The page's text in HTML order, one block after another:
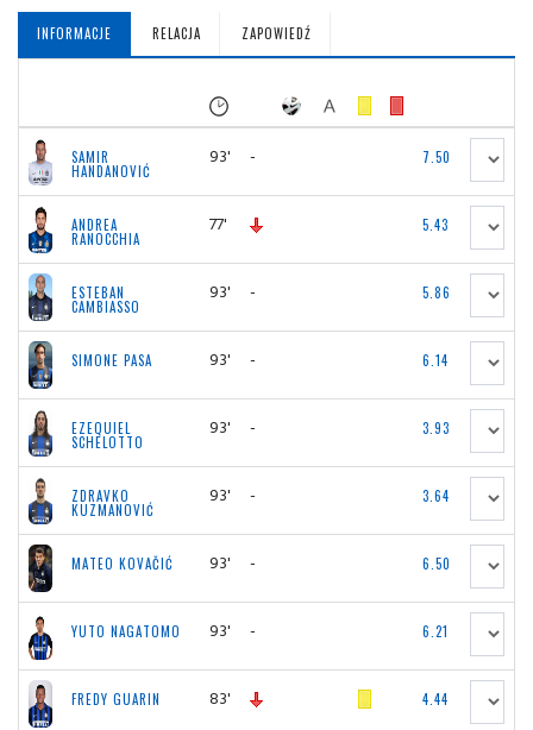
INFORMACJE RELACJA ZAPOWIEDŹ
SAMIR
HANDANOVIĆ
93' - 7.50
ANDREA
RANOCCHIA
77' 5.43
ESTEBAN
CAMBIASSO
93' - 5.86
SIMONE PASA 93' - 6.14
EZEQUIEL
SCHELOTTO
93' - 3.93
ZDRAVKO
KUZMANOVIĆ
93' - 3.64
MATEO KOVAČIĆ 93' - 6.50
YUTO NAGATOMO 93' - 6.21
FREDY GUARIN 83' 4.44